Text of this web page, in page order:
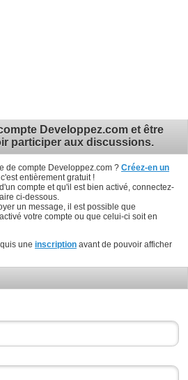
Developpez.com et être
participer aux discussions.
de compte Developpez.com ? Créez-en un
, c'est entièrement gratuit !
compte et qu'il est bien activé, connectez-
ci-dessous.
un message, il est possible que
votre compte ou que celui-ci soit en
une inscription avant de pouvoir afficher